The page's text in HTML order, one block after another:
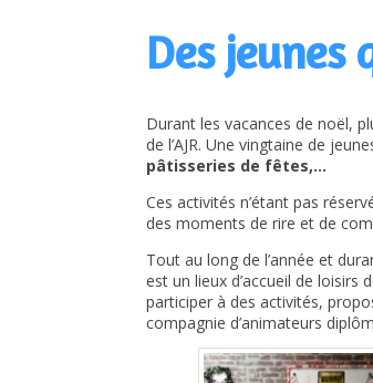
Des jeunes
Durant les vacances de noël,
de l’AJR. Une vingtaine de
pâtisseries de fêtes,…
Ces activités n’étant pas
des moments de rire et de
Tout au long de l’année et
est un lieux d’accueil de
participer à des activités,
compagnie d’animateurs